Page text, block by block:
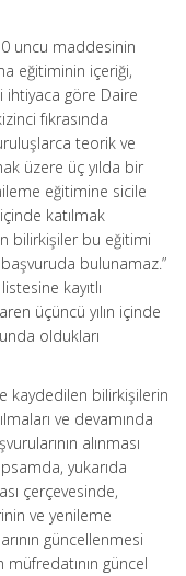
uncu maddesinin
eğitiminin içeriği,
ihtiyaca göre Daire
fıkrasında
teorik ve
üzere üç yılda bir
eğitimine sicile
katılmak
bilirkişiler bu eğitimi
bulunamaz.”
kayıtlı
üçüncü yılın içinde
oldukları
kaydedilen bilirkişilerin
ve devamında
alınması
yukarıda
çerçevesinde,
ve yenileme
güncellenmesi
güncel